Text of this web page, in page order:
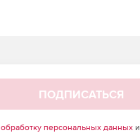
ПОДПИСАТЬСЯ
обработку персональных данныхи